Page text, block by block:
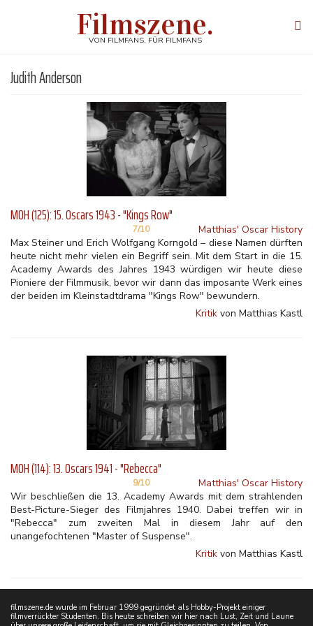
Filmszene.
VON FILMFANS, FÜR FILMFANS
Judith Anderson
MOH (125): 15. Oscars 1943 - "Kings Row"
7/10
Matthias' Oscar History
Max Steiner und Erich Wolfgang Korngold – diese Namen dürften
heute nicht mehr vielen ein Begriff sein. Mit dem Start in die 15.
Academy Awards des Jahres 1943 würdigen wir heute diese
Pioniere der Filmmusik, bevor wir dann das imposante Werk eines
der beiden im Kleinstadtdrama "Kings Row" bewundern.
Kritik von Matthias Kastl
MOH (114): 13. Oscars 1941 - "Rebecca"
9/10
Matthias' Oscar History
Wir beschließen die 13. Academy Awards mit dem strahlenden
Best-Picture-Sieger des Filmjahres 1940. Dabei treffen wir in
"Rebecca" zum zweiten Mal in diesem Jahr auf den
unangefochtenen "Master of Suspense".
Kritik von Matthias Kastl
filmszene.de wurde im Februar 1999 gegründet als Hobby-Projekt einiger
filmverrückter Studenten. Bis heute schreiben wir hier nach Lust, Zeit und Laune